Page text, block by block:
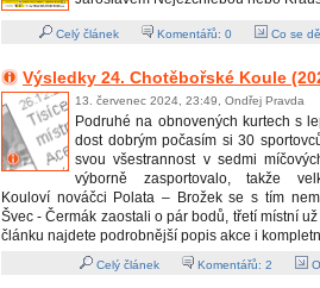
Celý článek Komentářů: 0 Co se
Výsledky 24. Chotěbořské Koule
13. červenec 2024, 23:49, Ondřej Pravda
Podruhé na obnovených kurtech s
dost dobrým počasím si 30
svou všestrannost v sedmi
výborně zasportovalo, takže
Kouloví nováčci Polata – Brožek se s tím
Švec - Čermák zaostali o pár bodů, třetí místní
článku najdete podrobnější popis akce i
Celý článek Komentářů: 2